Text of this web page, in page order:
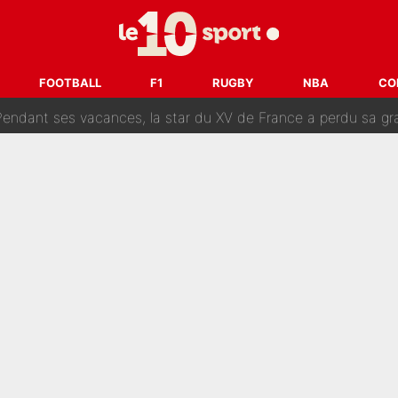
FOOTBALL F1 RUGBY NBA
partance pour le PSG, le héros de la finale de la Coupe du monde
Kanté : Comme Yan Diomandé, les deux champions du
La Chaîne L’Équipe : Même Olivier Ménard n’avait pas pu empêcher son départ,
les inséparables Kylian Mbappé et Achraf Hakimi